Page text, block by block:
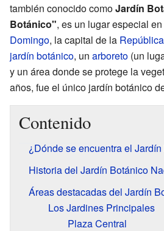
también conocido comoJardín
Botánico", es un lugar especial
Domingo, la capital de la
jardín botánico, un arboreto (un
y un área donde se protege la
años, fue el único jardín botánico
Contenido
¿Dónde se encuentra el
Historia del Jardín Botánico
Áreas destacadas del Jardín
Los Jardines Principales
Plaza Central